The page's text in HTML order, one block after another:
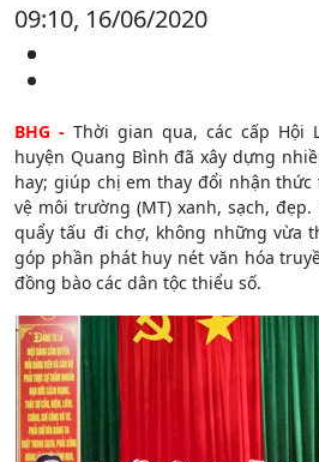
09:10, 16/06/2020
BHG - Thời gian qua, các cấp Hội
huyện Quang Bình đã xây dựng
hay; giúp chị em thay đổi nhận
vệ môi trường (MT) xanh, sạch,
quẩy tấu đi chợ, không những vừa
góp phần phát huy nét văn hóa
đồng bào các dân tộc thiểu số.